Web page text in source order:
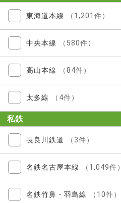
東海道本線 （1,201件）
中央本線 （580件）
高山本線 （84件）
太多線 （4件）
私鉄
長良川鉄道 （3件）
名鉄名古屋本線 （1,049件）
名鉄竹鼻・羽島線 （10件）